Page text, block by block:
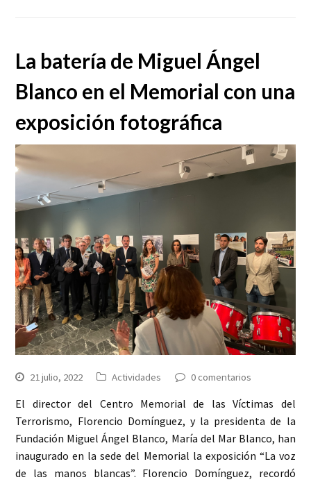
La batería de Miguel Ángel
Blanco en el Memorial con una
exposición fotográfica
21 julio, 2022 Actividades 0 comentarios
El director del Centro Memorial de las Víctimas del
Terrorismo, Florencio Domínguez, y la presidenta de la
Fundación Miguel Ángel Blanco, María del Mar Blanco, han
inaugurado en la sede del Memorial la exposición “La voz
de las manos blancas”. Florencio Domínguez, recordó